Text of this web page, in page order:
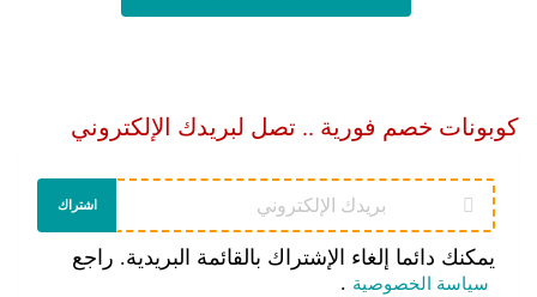
كوبونات خصم فورية .. تصل لبريدك الإلكتروني
اشتراك
يمكنك دائما إلغاء الإشتراك بالقائمة البريدية. راجع
سياسة الخصوصية .